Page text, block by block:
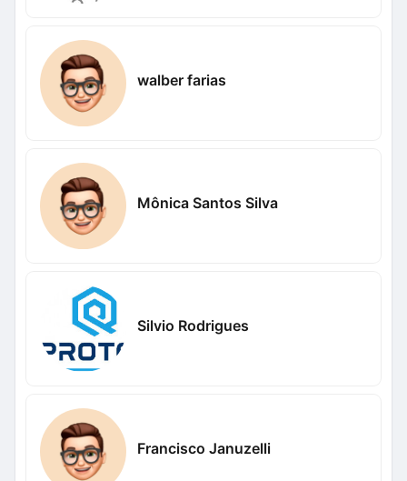
walber farias
Mônica Santos Silva
Silvio Rodrigues
Francisco Januzelli